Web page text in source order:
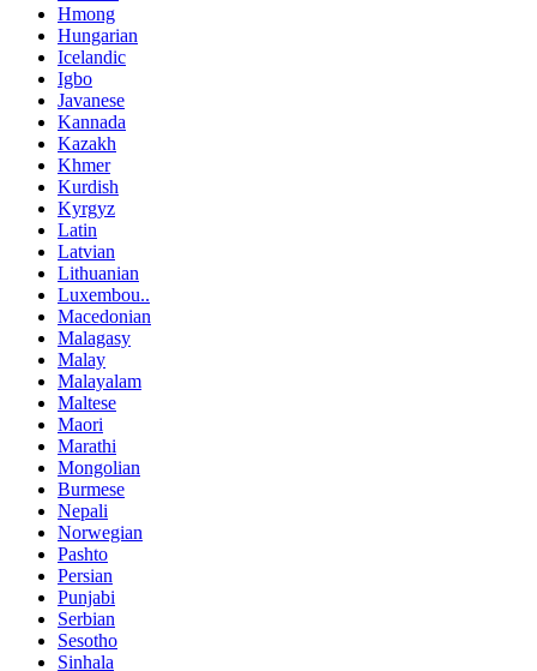
Hmong
Hungarian
Icelandic
Igbo
Javanese
Kannada
Kazakh
Khmer
Kurdish
Kyrgyz
Latin
Latvian
Lithuanian
Luxembou..
Macedonian
Malagasy
Malay
Malayalam
Maltese
Maori
Marathi
Mongolian
Burmese
Nepali
Norwegian
Pashto
Persian
Punjabi
Serbian
Sesotho
Sinhala